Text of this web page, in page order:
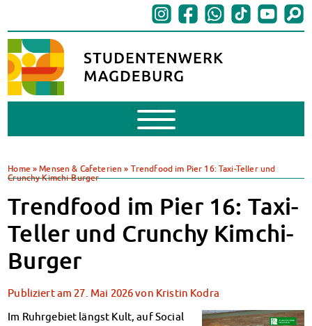
Mobile
Menu
BAföG beantragen
BAföG-FAQs
Dokumente
BAföG-Sprechstunden
Kredite & Stipendien
Mensen & Cafeterien
Klimabewusst essen
Home »Mensen & Cafeterien » Trendfood im Pier 16: Taxi-Teller und
Crunchy Kimchi-Burger
Trendfood im Pier 16: Taxi-
Teller und Crunchy Kimchi-
Burger
Publiziert am 27. Mai 2026von Kristin Kodra
Im Ruhrgebiet längst Kult, auf Social